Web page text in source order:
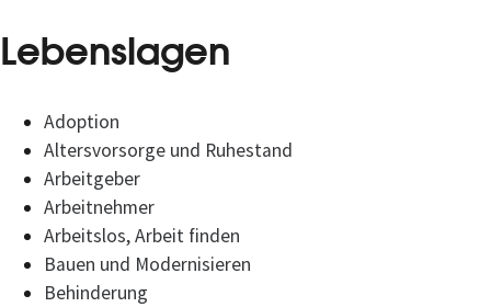
Lebenslagen
Adoption
Altersvorsorge und Ruhestand
Arbeitgeber
Arbeitnehmer
Arbeitslos, Arbeit finden
Bauen und Modernisieren
Behinderung